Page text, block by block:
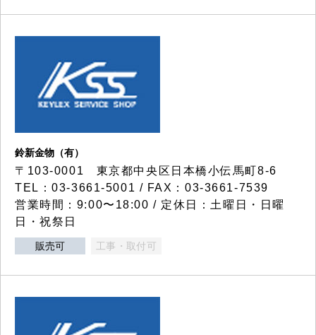
鈴新金物（有）
〒103-0001 東京都中央区日本橋小伝馬町8-6
TEL：03-3661-5001 / FAX：03-3661-7539
営業時間：9:00〜18:00 / 定休日：土曜日・日曜
日・祝祭日
販売可 工事・取付可